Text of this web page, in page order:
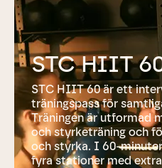
STC HIIT
STC HIIT 60 är ett
träningspass för
Träningen är utformad
och styrketräning och
och styrka. I 60-
fyra stationer med